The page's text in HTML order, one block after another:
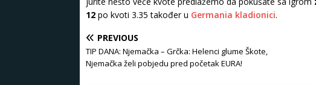
12 po kvoti 3.35 također u Germania kladionici.
PREVIOUS
TIP DANA: Njemačka – Grčka: Helenci glume Škote,
Njemačka želi pobjedu pred početak EURA!